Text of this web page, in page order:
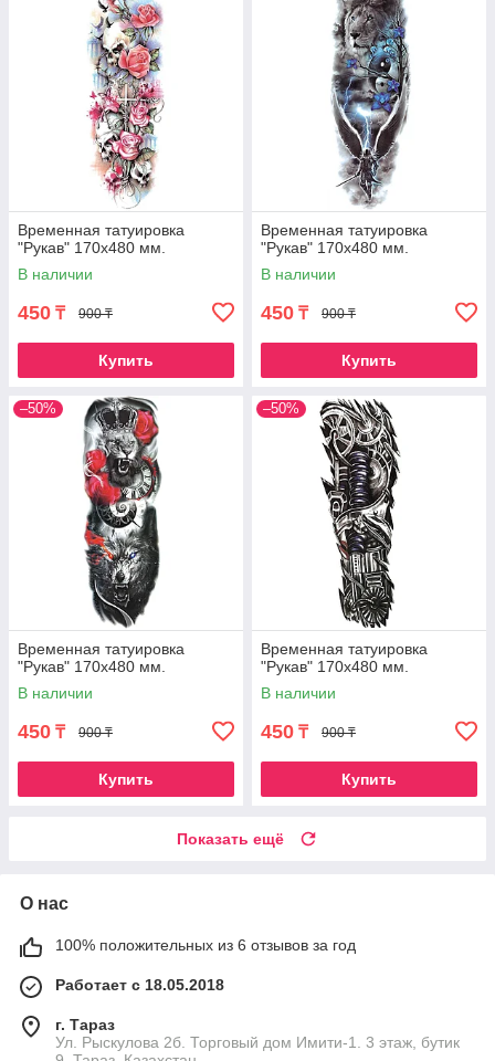
Временная татуировка
"Рукав" 170х480 мм.
В наличии
450 ₸ 900 ₸
Купить
Временная татуировка
"Рукав" 170х480 мм.
В наличии
450 ₸ 900 ₸
Купить
–50%
Временная татуировка
"Рукав" 170х480 мм.
В наличии
450 ₸ 900 ₸
Купить
–50%
Временная татуировка
"Рукав" 170х480 мм.
В наличии
450 ₸ 900 ₸
Купить
Показать ещё
О нас
100% положительных из 6 отзывов за год
Работает с 18.05.2018
г. Тараз
Ул. Рыскулова 2б. Торговый дом Имити-1. 3 этаж, бутик